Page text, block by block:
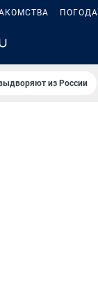
ПОГОДА
из России